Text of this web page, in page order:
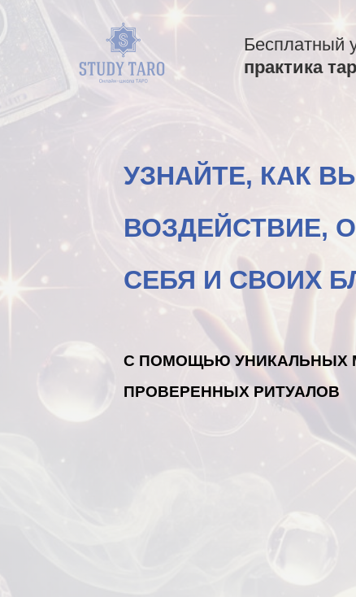
УЗНАЙТЕ, КАК
ВОЗДЕЙСТВИЕ,
СЕБЯ И СВОИХ
С ПОМОЩЬЮ УНИКАЛЬНЫХ
ПРОВЕРЕННЫХ РИТУАЛОВ
Бесплатный
практика